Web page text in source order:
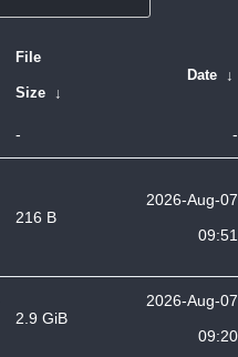
File
Size ↓
Date ↓
- -
216 B
2026-Aug-07
09:51
2.9 GiB
2026-Aug-07
09:20